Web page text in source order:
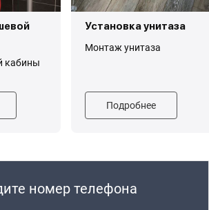
кабины
Установка унитаза
Монтаж унитаза
Подробнее
номер телефона